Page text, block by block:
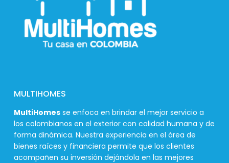
MULTIHOMES
MultiHomes se enfoca en brindar el mejor servicio a
los colombianos en el exterior con calidad humana y de
forma dinámica. Nuestra experiencia en el área de
bienes raíces y financiera permite que los clientes
acompañen su inversión dejándola en las mejores